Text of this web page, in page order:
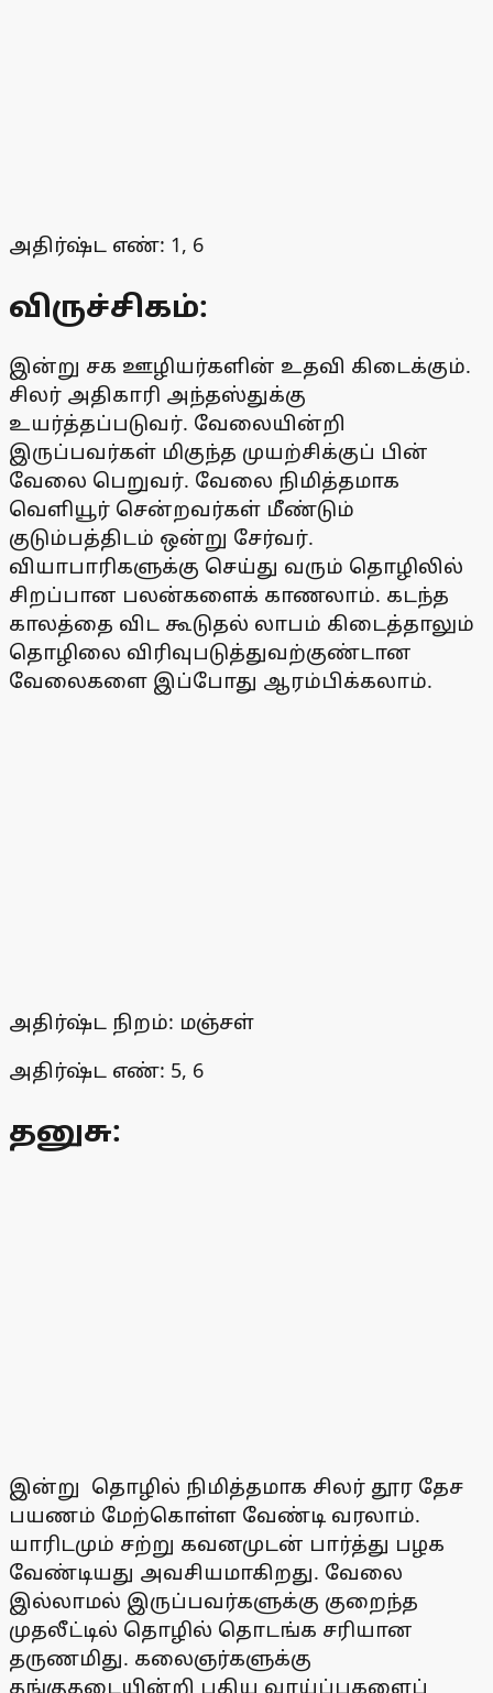
அதிர்ஷ்ட எண்: 1, 6
விருச்சிகம்:
இன்று சக ஊழியர்களின் உதவி கிடைக்கும்.
சிலர் அதிகாரி அந்தஸ்துக்கு
உயர்த்தப்படுவர். வேலையின்றி
இருப்பவர்கள் மிகுந்த முயற்சிக்குப் பின்
வேலை பெறுவர். வேலை நிமித்தமாக
வெளியூர் சென்றவர்கள் மீண்டும்
குடும்பத்திடம் ஒன்று சேர்வர்.
வியாபாரிகளுக்கு செய்து வரும் தொழிலில்
சிறப்பான பலன்களைக் காணலாம். கடந்த
காலத்தை விட கூடுதல் லாபம் கிடைத்தாலும்
தொழிலை விரிவுபடுத்துவற்குண்டான
வேலைகளை இப்போது ஆரம்பிக்கலாம்.
அதிர்ஷ்ட நிறம்: மஞ்சள்
அதிர்ஷ்ட எண்: 5, 6
தனுசு:
இன்று தொழில் நிமித்தமாக சிலர் தூர தேச
பயணம் மேற்கொள்ள வேண்டி வரலாம்.
யாரிடமும் சற்று கவனமுடன் பார்த்து பழக
வேண்டியது அவசியமாகிறது. வேலை
இல்லாமல் இருப்பவர்களுக்கு குறைந்த
முதலீட்டில் தொழில் தொடங்க சரியான
தருணமிது. கலைஞர்களுக்கு
தங்குதடையின்றி புதிய வாய்ப்புகளைப்